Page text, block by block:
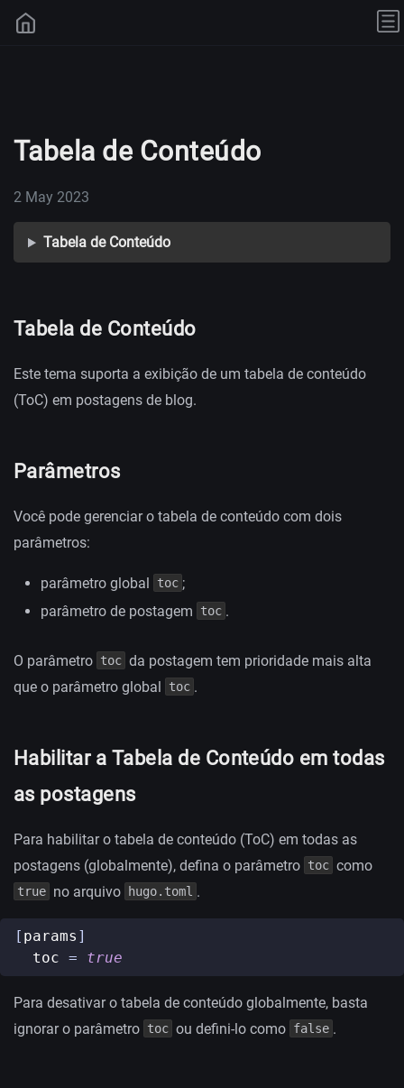
Tabela de Conteúdo
2 May 2023
Tabela de Conteúdo
Tabela de Conteúdo
Este tema suporta a exibição de um tabela de conteúdo
(ToC) em postagens de blog.
Parâmetros
Você pode gerenciar o tabela de conteúdo com dois
parâmetros:
parâmetro global toc ;
parâmetro de postagem
toc .
O parâmetro toc da postagem tem prioridade mais alta
que o parâmetro global
toc .
Habilitar a Tabela de Conteúdo em todas
as postagens
Para habilitar o tabela de conteúdo (ToC) em todas as
postagens (globalmente), defina o parâmetro toc como
true no arquivo hugo.toml .
[ params ]
toc = true
Para desativar o tabela de conteúdo globalmente, basta
ignorar o parâmetro toc ou defini-lo como false .